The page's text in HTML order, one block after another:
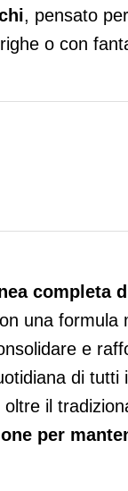
, pensato
o con
completa
una formula
e
di tutti
il
per